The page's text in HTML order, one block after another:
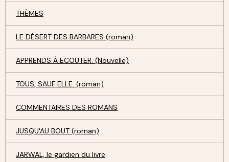
THÈMES
LE DÉSERT DES BARBARES (roman)
APPRENDS À ECOUTER. (Nouvelle)
TOUS, SAUF ELLE. (roman)
COMMENTAIRES DES ROMANS
JUSQU'AU BOUT (roman)
JARWAL, le gardien du livre